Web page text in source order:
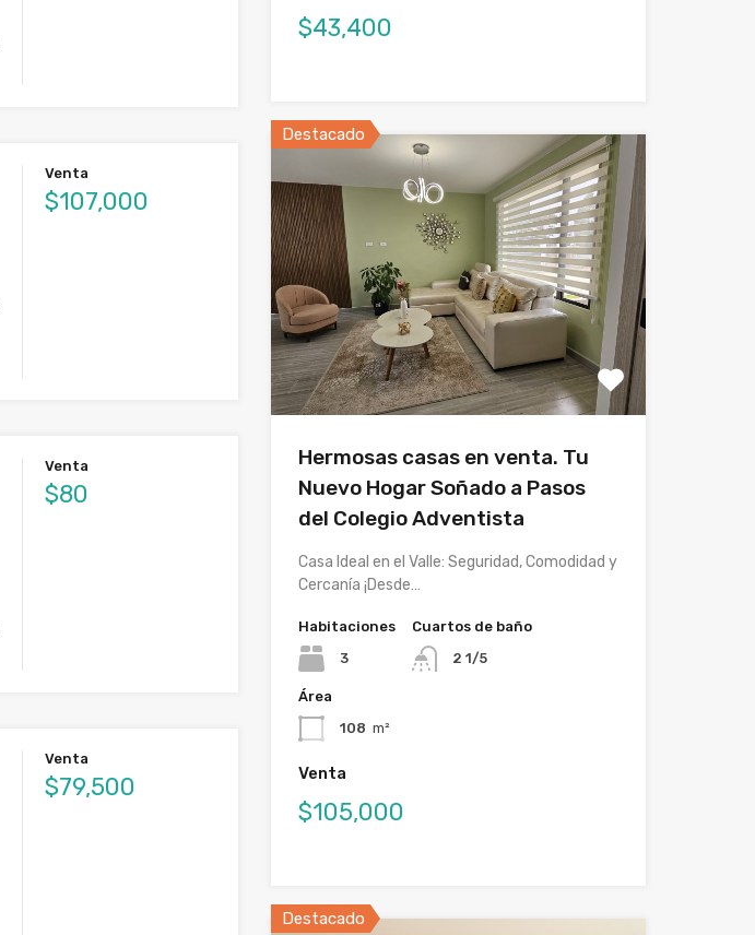
Venta
$107,000
Venta
$80
Venta
$79,500
$43,400
Destacado
Hermosas casas en venta. Tu
Nuevo Hogar Soñado a Pasos
del Colegio Adventista
Casa Ideal en el Valle: Seguridad, Comodidad y
Cercanía ¡Desde…
Habitaciones
3
Cuartos de baño
2 1/5
Área
108 m²
Venta
$105,000
Destacado